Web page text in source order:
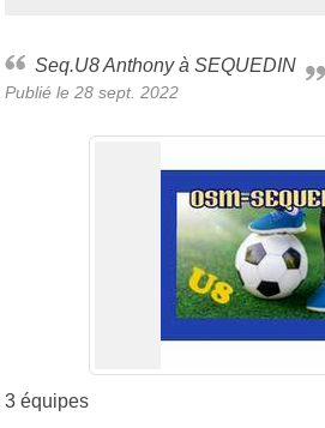
Seq.U8 Anthony à SEQUEDIN
Publié le 28 sept. 2022
3 équipes